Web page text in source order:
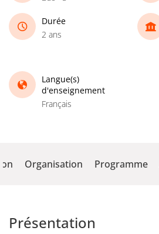
Durée
2 ans
Langue(s)
d'enseignement
Français
Organisation Programme
Présentation